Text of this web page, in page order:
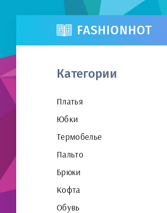
FASHIONHOT
Категории
Платья
Юбки
Термобелье
Пальто
Брюки
Кофта
Обувь